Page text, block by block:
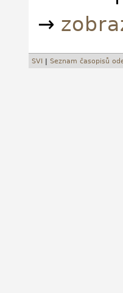
→
SVI| Seznam časopisů